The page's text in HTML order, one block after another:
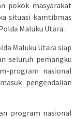
pokok masyarakat
situasi kamtibmas
Maluku Utara.
Maluku Utara siap
seluruh pemangku
program nasional
pengendalian
program nasional